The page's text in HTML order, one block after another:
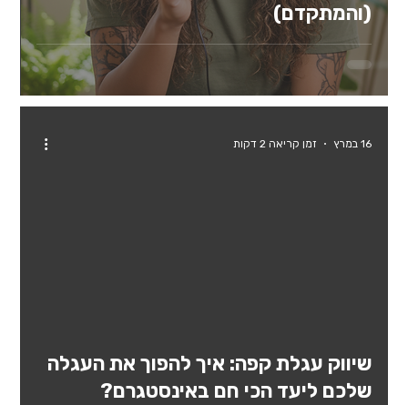
(והמתקדם)
שיווק עגלת קפה: איך להפוך את העגלה
שלכם ליעד הכי חם באינסטגרם?
16 במרץ זמן קריאה 2 דקות